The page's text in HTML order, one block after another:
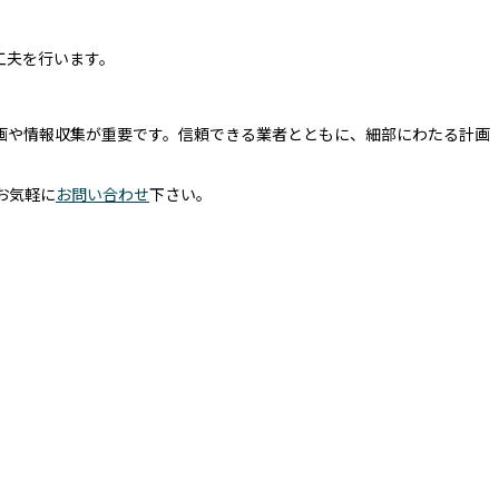
を行います。
情報収集が重要です。信頼できる業者とともに、細部にわたる計画
気軽にお問い合わせ下さい。